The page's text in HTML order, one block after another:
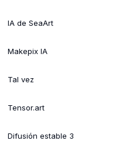
IA de SeaArt
Makepix IA
Tal vez
Tensor.art
Difusión estable 3